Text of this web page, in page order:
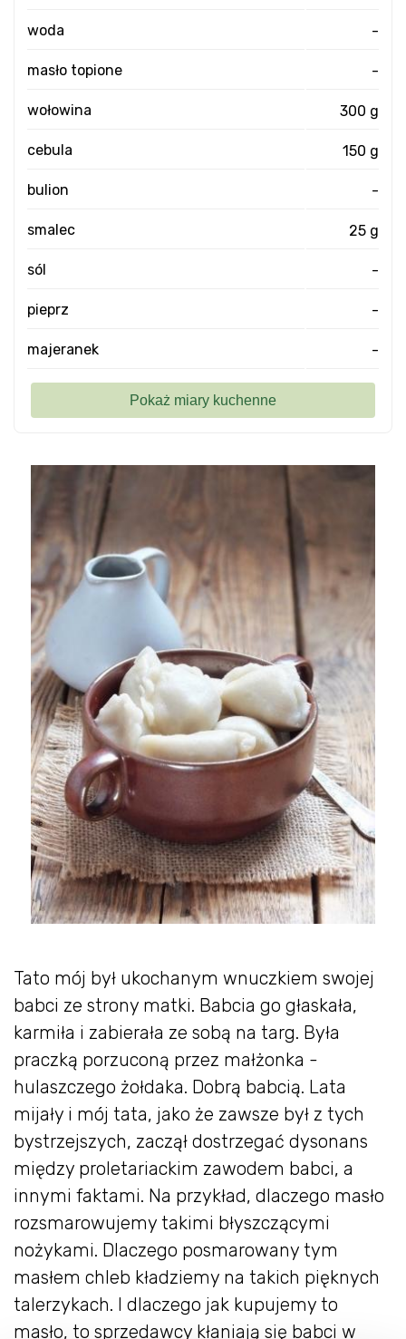
Tato mój był ukochanym wnuczkiem swojej
babci ze strony matki. Babcia go głaskała,
karmiła i zabierała ze sobą na targ. Była
praczką porzuconą przez małżonka -
hulaszczego żołdaka. Dobrą babcią. Lata
mijały i mój tata, jako że zawsze był z tych
bystrzejszych, zaczął dostrzegać dysonans
między proletariackim zawodem babci, a
innymi faktami. Na przykład, dlaczego masło
rozsmarowujemy takimi błyszczącymi
nożykami. Dlaczego posmarowany tym
masłem chleb kładziemy na takich pięknych
talerzykach. I dlaczego jak kupujemy to
masło, to sprzedawcy kłaniają się babci w
woda -
masło topione -
wołowina 300 g
cebula 150 g
bulion -
smalec 25 g
sól -
pieprz -
majeranek -